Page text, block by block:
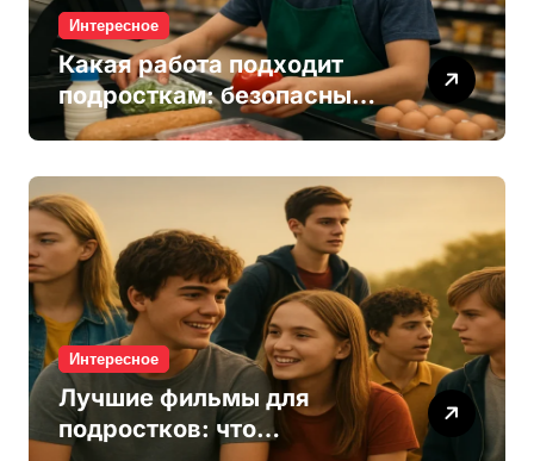
Интересное
Какая работа подходит
подросткам: безопасные
варианты для старта
Интересное
Лучшие фильмы для
подростков: что